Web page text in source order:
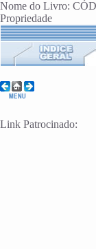
Nome do Livro:
Propriedade
Link Patrocinado: